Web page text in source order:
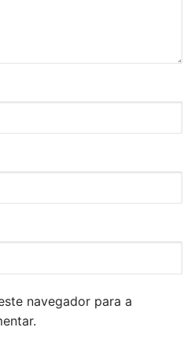
navegador para a